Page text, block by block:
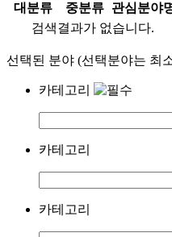
대분류
중분류
관심분야
검색결과가 없습니다.
선택된 분야 (선택분야는 최
카테고리
카테고리
카테고리